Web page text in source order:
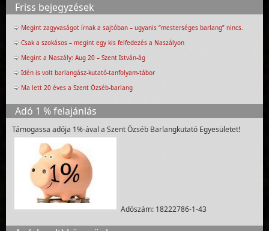
Friss bejegyzések
Megint zagyvaságot írnak a sajtóban – ugyanis “mesterséges barlang” nincs.
Csak a szokásos – megint egy kis felfedezés a Naszályon
Megint a Naszály: Aug 20 – Szent István-ág
Idén is volt barlangász-kutató-tanfolyam-tábor
Ma lett 20 éves a Szent Özséb-barlang
Adó 1 % felajánlás
Támogassa adója 1%-ával a Szent Özséb Barlangkutató Egyesületet!
Adószám: 18222786-1-43